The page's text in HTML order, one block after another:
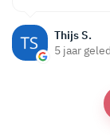
Thijs S.
5 jaar